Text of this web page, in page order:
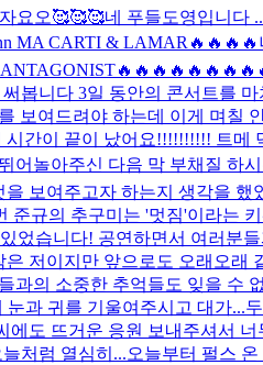
요오🥰🥰🥰네 푸들도영입니다
MA CARTI &
봅니다 3일 동안의 콘서트를
보여드려야 하는데 이게 며칠
간이 끝이 났어요!!!!!!!!!! 트
놀아주신 다음 막 부채질 하
보여주고자 하는지 생각을
규의 추구미는 '멋짐'이라는
습니다! 공연하면서 여러분
저이지만 앞으로도 오래오래
의 소중한 추억들도 잊을 수
과 귀를 기울여주시고 대가...
도 뜨거운 응원 보내주셔서
처럼 열심히...오늘부터 펄스